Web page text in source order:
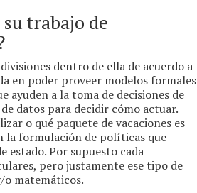
trabajo de
dentro de ella de acuerdo a
en poder proveer modelos formales
ayuden a la toma de decisiones de
datos para decidir cómo actuar.
o qué paquete de vacaciones es
la formulación de políticas que
estado. Por supuesto cada
pero justamente ese tipo de
matemáticos.